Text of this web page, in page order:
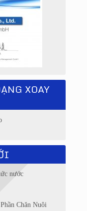
XOAY
nước
Chăn Nuôi